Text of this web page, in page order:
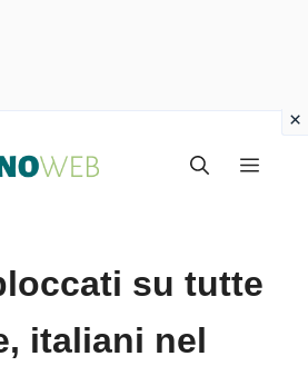
Menu
su tutte
italiani nel